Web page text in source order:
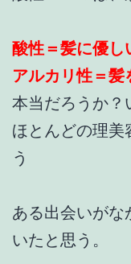
酸性＝髪に優し
アルカリ性＝髪
本当だろうか？
ほとんどの理美
う
ある出会いがな
いたと思う。